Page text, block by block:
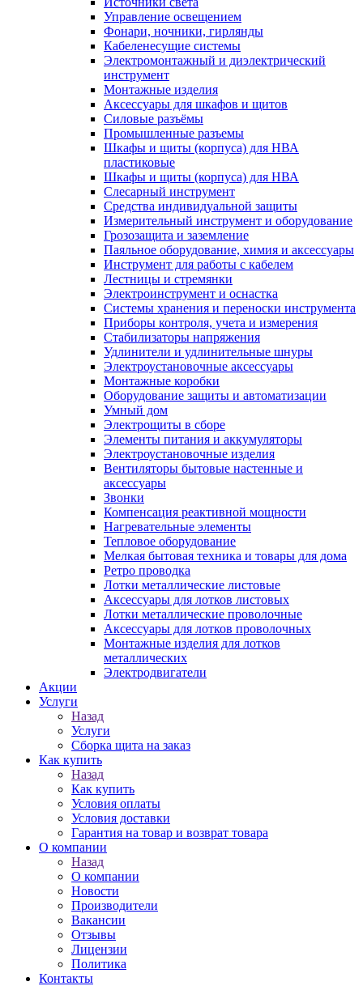
Управление освещением
Фонари, ночники, гирлянды
Кабеленесущие системы
Электромонтажный и диэлектрический
инструмент
Монтажные изделия
Аксессуары для шкафов и щитов
Силовые разъёмы
Промышленные разъемы
Шкафы и щиты (корпуса) для НВА
пластиковые
Шкафы и щиты (корпуса) для НВА
Слесарный инструмент
Средства индивидуальной защиты
Измерительный инструмент и оборудование
Грозозащита и заземление
Паяльное оборудование, химия и аксессуары
Инструмент для работы с кабелем
Лестницы и стремянки
Электроинструмент и оснастка
Системы хранения и переноски инструмента
Приборы контроля, учета и измерения
Стабилизаторы напряжения
Удлинители и удлинительные шнуры
Электроустановочные аксессуары
Монтажные коробки
Оборудование защиты и автоматизации
Умный дом
Электрощиты в сборе
Элементы питания и аккумуляторы
Электроустановочные изделия
Вентиляторы бытовые настенные и
аксессуары
Звонки
Компенсация реактивной мощности
Нагревательные элементы
Тепловое оборудование
Мелкая бытовая техника и товары для дома
Ретро проводка
Лотки металлические листовые
Аксессуары для лотков листовых
Лотки металлические проволочные
Аксессуары для лотков проволочных
Монтажные изделия для лотков
металлических
Электродвигатели
Акции
Услуги
Назад
Услуги
Сборка щита на заказ
Как купить
Назад
Как купить
Условия оплаты
Условия доставки
Гарантия на товар и возврат товара
О компании
Назад
О компании
Новости
Производители
Вакансии
Отзывы
Лицензии
Политика
Контакты